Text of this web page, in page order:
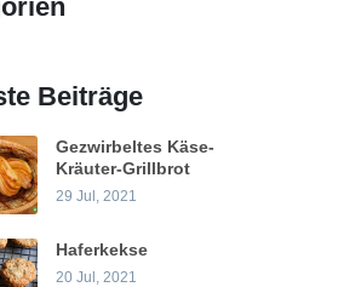
Beiträge
Gezwirbeltes Käse-
Kräuter-Grillbrot
29 Jul, 2021
Haferkekse
20 Jul, 2021